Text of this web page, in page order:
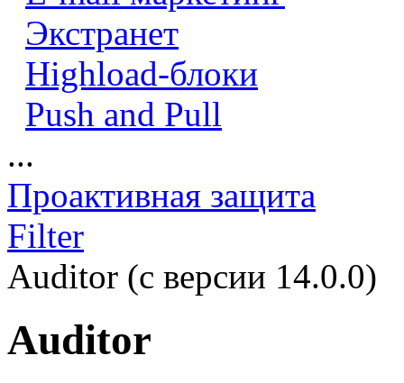
Экстранет
Highload-блоки
Push and Pull
...
Проактивная защита
Filter
Auditor (с версии 14.0.0)
Auditor